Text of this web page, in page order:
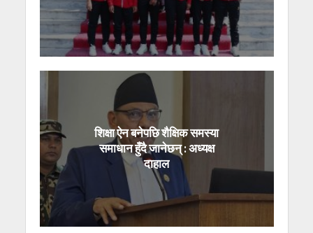
शिक्षा ऐन बनेपछि शैक्षिक समस्या
समाधान हुँदै जानेछन् : अध्यक्ष
दाहाल